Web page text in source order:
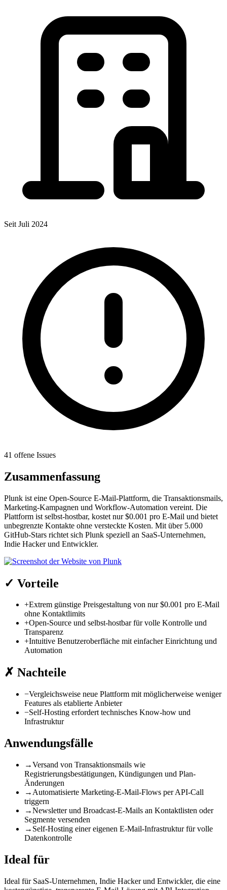
Seit Juli 2024
41 offene Issues
Zusammenfassung
Plunk ist eine Open-Source E-Mail-Plattform, die Transaktionsmails,
Marketing-Kampagnen und Workflow-Automation vereint. Die
Plattform ist selbst-hostbar, kostet nur $0.001 pro E-Mail und bietet
unbegrenzte Kontakte ohne versteckte Kosten. Mit über 5.000
GitHub-Stars richtet sich Plunk speziell an SaaS-Unternehmen,
Indie Hacker und Entwickler.
✓ Vorteile
+Extrem günstige Preisgestaltung von nur $0.001 pro E-Mail
ohne Kontaktlimits
+Open-Source und selbst-hostbar für volle Kontrolle und
Transparenz
+Intuitive Benutzeroberfläche mit einfacher Einrichtung und
Automation
✗ Nachteile
−Vergleichsweise neue Plattform mit möglicherweise weniger
Features als etablierte Anbieter
−Self-Hosting erfordert technisches Know-how und
Infrastruktur
Anwendungsfälle
→Versand von Transaktionsmails wie
Registrierungsbestätigungen, Kündigungen und Plan-
Änderungen
→ Automatisierte Marketing-E-Mail-Flows per API-Call
triggern
→Newsletter und Broadcast-E-Mails an Kontaktlisten oder
Segmente versenden
→ Self-Hosting einer eigenen E-Mail-Infrastruktur für volle
Datenkontrolle
Ideal für
Ideal für SaaS-Unternehmen, Indie Hacker und Entwickler, die eine